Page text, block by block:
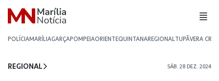
POLÍCIAMARÍLIAGARÇAPOMPEIAORIENTEQUINTANAREGIONALTUPÃVERA CRUZ
REGIONAL SÁB. 28 DEZ. 2024